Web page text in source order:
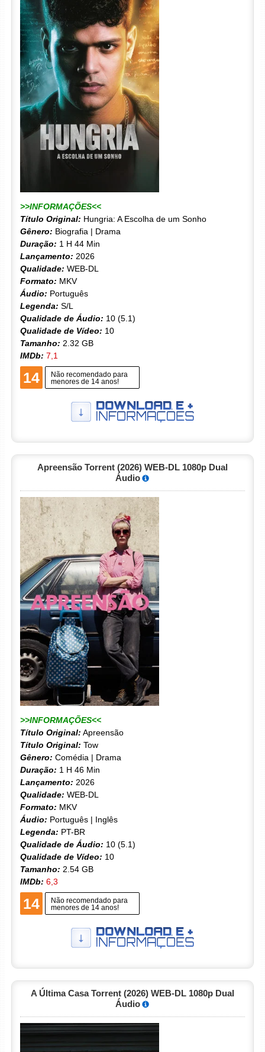
>>INFORMAÇÕES<<
Título Original: Hungria: A Escolha de um Sonho
Gênero: Biografia | Drama
Duração: 1 H 44 Min
Lançamento: 2026
Qualidade: WEB-DL
Formato: MKV
Áudio: Português
Legenda: S/L
Qualidade de Áudio: 10 (5.1)
Qualidade de Vídeo: 10
Tamanho: 2.32 GB
IMDb: 7,1
14
Não recomendado para
menores de 14 anos!
Apreensão Torrent (2026) WEB-DL 1080p Dual
Áudio
>>INFORMAÇÕES<<
Título Original: Apreensão
Título Original: Tow
Gênero: Comédia | Drama
Duração: 1 H 46 Min
Lançamento: 2026
Qualidade: WEB-DL
Formato: MKV
Áudio: Português | Inglês
Legenda: PT-BR
Qualidade de Áudio: 10 (5.1)
Qualidade de Vídeo: 10
Tamanho: 2.54 GB
IMDb: 6,3
14
Não recomendado para
menores de 14 anos!
A Última Casa Torrent (2026) WEB-DL 1080p Dual
Áudio